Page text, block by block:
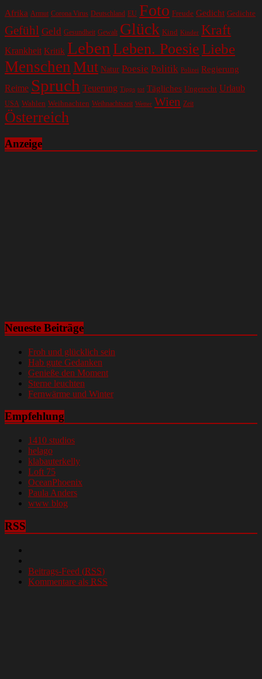
Afrika Armut Corona Virus Deutschland EU Foto Freude Gedicht Gedichte
Gefühl Geld Gesundheit Gewalt Glück Kind Kinder Kraft
Krankheit Kritik Leben Leben. Poesie Liebe
Menschen Mut Natur Poesie Politik Polizei Regierung
Reime Spruch Teuerung Tipps tot Tägliches Ungerecht Urlaub
USA Wahlen Weihnachten Weihnachtszeit Wetter Wien Zeit
Österreich
Anzeige
Neueste Beiträge
Froh und glücklich sein
Hab gute Gedanken
Genieße den Moment
Sterne leuchten
Fernwärme und Winter
Empfehlung
1410 studios
helago
klabauterkelly
Loft 75
OceanPhoenix
Paula Anders
www blog
RSS
Beitrags-Feed (RSS)
Kommentare als RSS